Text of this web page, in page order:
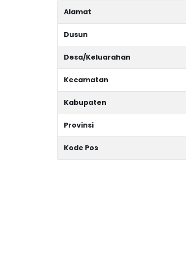
Alamat
Dusun
Desa/Keluarahan
Kecamatan
Kabupaten
Provinsi
Kode Pos